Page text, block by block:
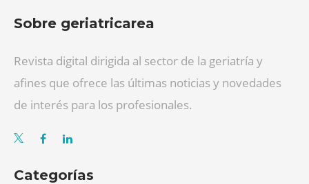
Sobre geriatricarea
Revista digital dirigida al sector de la geriatría y
afines que ofrece las últimas noticias y novedades
de interés para los profesionales.
Categorías